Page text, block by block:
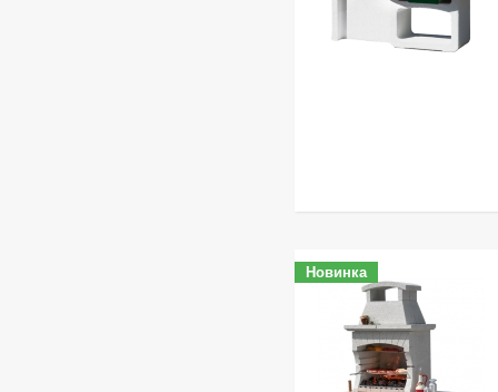
Новинка